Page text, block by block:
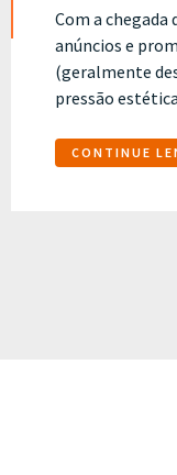
Com a
anúncios e
(geralmente
pressão
CONTINUE